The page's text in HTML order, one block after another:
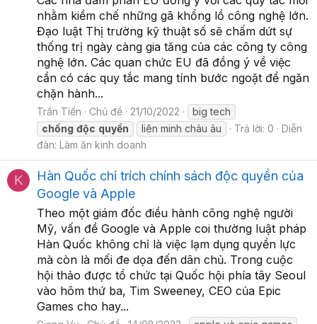
nhằm kiềm chế những gã khổng lồ công nghệ lớn.
Đạo luật Thị trường kỹ thuật số sẽ chấm dứt sự
thống trị ngày càng gia tăng của các công ty công
nghệ lớn. Các quan chức EU đã đồng ý về việc
cần có các quy tắc mang tính bước ngoặt để ngăn
chặn hành...
Trần Tiến Chủ đề 21/10/2022
big tech
chống độc quyền liên minh châu âu Trả lời: 0
Diễn
đàn: Làm ăn kinh doanh
K
Hàn Quốc chỉ trích chính sách độc quyền của
Google và Apple
Theo một giám đốc điều hành công nghệ người
Mỹ, vấn đề Google và Apple coi thường luật pháp
Hàn Quốc không chỉ là việc lạm dụng quyền lực
mà còn là mối đe dọa đến dân chủ. Trong cuộc
hội thảo được tổ chức tại Quốc hội phía tây Seoul
vào hôm thứ ba, Tim Sweeney, CEO của Epic
Games cho hay...